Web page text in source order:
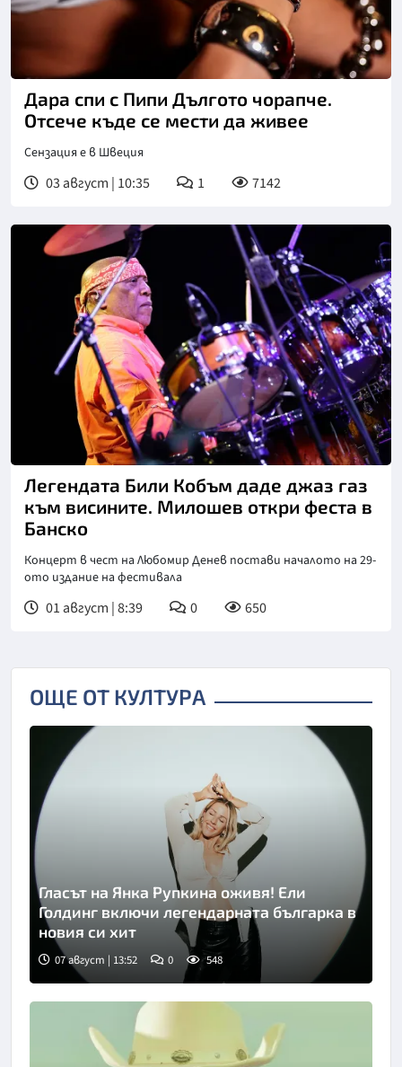
Дара спи с Пипи Дългото чорапче.
Отсече къде се мести да живее
Сензация е в Швеция
03 август | 10:35 1 7142
Снимка: БТА
Легендата Били Кобъм даде джаз газ
към висините. Милошев откри феста в
Банско
Концерт в чест на Любомир Денев постави началото на 29-
ото издание на фестивала
01 август | 8:39 0 650
ОЩЕ ОТ КУЛТУРА
Гласът на Янка Рупкина оживя! Ели
Голдинг включи легендарната българка в
новия си хит
07 август | 13:52 0 548